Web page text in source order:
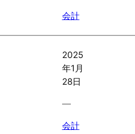
会計
2025
年1月
28日
―
会計